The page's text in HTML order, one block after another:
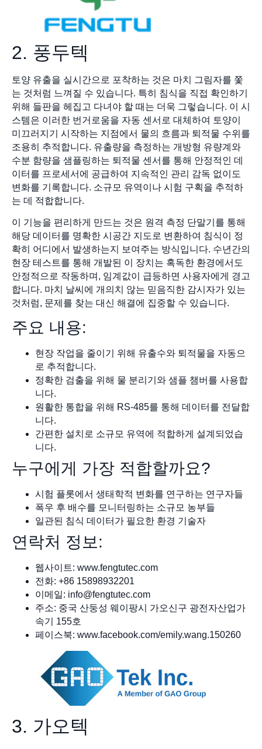
2. 풍두텍
토양 유출을 실시간으로 포착하는 것은 마치 그림자를 쫓
는 것처럼 느껴질 수 있습니다. 특히 침식을 직접 확인하기
위해 들판을 헤집고 다녀야 할 때는 더욱 그렇습니다. 이 시
스템은 이러한 번거로움을 자동 센서로 대체하여 토양이
미끄러지기 시작하는 지점에서 물의 흐름과 퇴적물 수위를
조용히 추적합니다. 유출량을 측정하는 개방형 유량계와
수분 함량을 샘플링하는 퇴적물 센서를 통해 안정적인 데
이터를 프로세서에 공급하여 지속적인 관리 감독 없이도
변화를 기록합니다. 소규모 유역이나 시험 구획을 추적하
는 데 적합합니다.
이 기능을 편리하게 만드는 것은 원격 측정 단말기를 통해
해당 데이터를 명확한 시공간 지도로 변환하여 침식이 정
확히 어디에서 발생하는지 보여주는 방식입니다. 수년간의
현장 테스트를 통해 개발된 이 장치는 혹독한 환경에서도
안정적으로 작동하며, 임계값이 급등하면 사용자에게 경고
합니다. 마치 날씨에 개의치 않는 믿음직한 감시자가 있는
것처럼, 문제를 찾는 대신 해결에 집중할 수 있습니다.
주요 내용:
현장 작업을 줄이기 위해 유출수와 퇴적물을 자동으
로 추적합니다.
정확한 검출을 위해 물 분리기와 샘플 챔버를 사용합
니다.
원활한 통합을 위해 RS-485를 통해 데이터를 전달합
니다.
간편한 설치로 소규모 유역에 적합하게 설계되었습
니다.
누구에게 가장 적합할까요?
시험 플롯에서 생태학적 변화를 연구하는 연구자들
폭우 후 배수를 모니터링하는 소규모 농부들
일관된 침식 데이터가 필요한 환경 기술자
연락처 정보:
웹사이트: www.fengtutec.com
전화: +86 15898932201
이메일: info@fengtutec.com
주소: 중국 산둥성 웨이팡시 가오신구 광전자산업가
속기 155호
페이스북: www.facebook.com/emily.wang.150260
3. 가오텍